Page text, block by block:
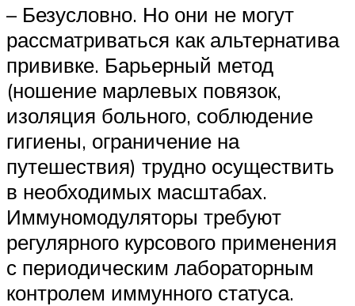
– Безусловно. Но они не могут
рассматриваться как альтернатива
прививке. Барьерный метод
(ношение марлевых повязок,
изоляция больного, соблюдение
гигиены, ограничение на
путешествия) трудно осуществить
в необходимых масштабах.
Иммуномодуляторы требуют
регулярного курсового применения
с периодическим лабораторным
контролем иммунного статуса.